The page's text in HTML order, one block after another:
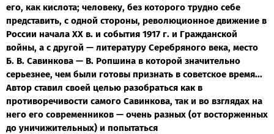
его, как кислота; человеку, без которого трудно себе
представить, с одной стороны, революционное движение в
России начала ХХ в. и события 1917 г. и Гражданской
войны, а с другой — литературу Серебряного века, место
Б. В. Савинкова — В. Ропшина в которой значительно
серьезнее, чем были готовы признать в советское время...
Автор ставил своей целью разобраться как в
противоречивости самого Савинкова, так и во взглядах на
него его современников — очень разных (от восторженных
до уничижительных) и попытаться